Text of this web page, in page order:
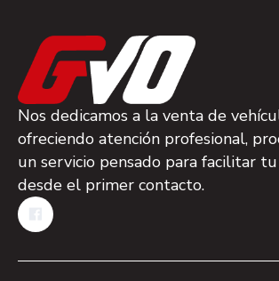
Nos dedicamos a la venta de
ofreciendo atención profesional,
un servicio pensado para facilitar
desde el primer contacto.